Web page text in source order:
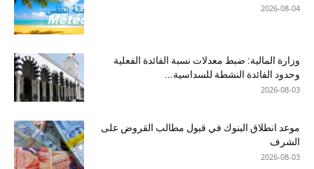
2026-08-04
وزارة المالية: ضبط معدلات نسبة الفائدة الفعلية
وحدود الفائدة النشطة للسداسية...
2026-08-03
موعد انطلاق البنوك في قبول مطالب القروض على
الشرف
2026-08-03